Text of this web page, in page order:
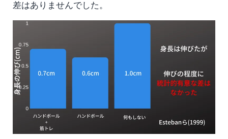
差はありませんでした。